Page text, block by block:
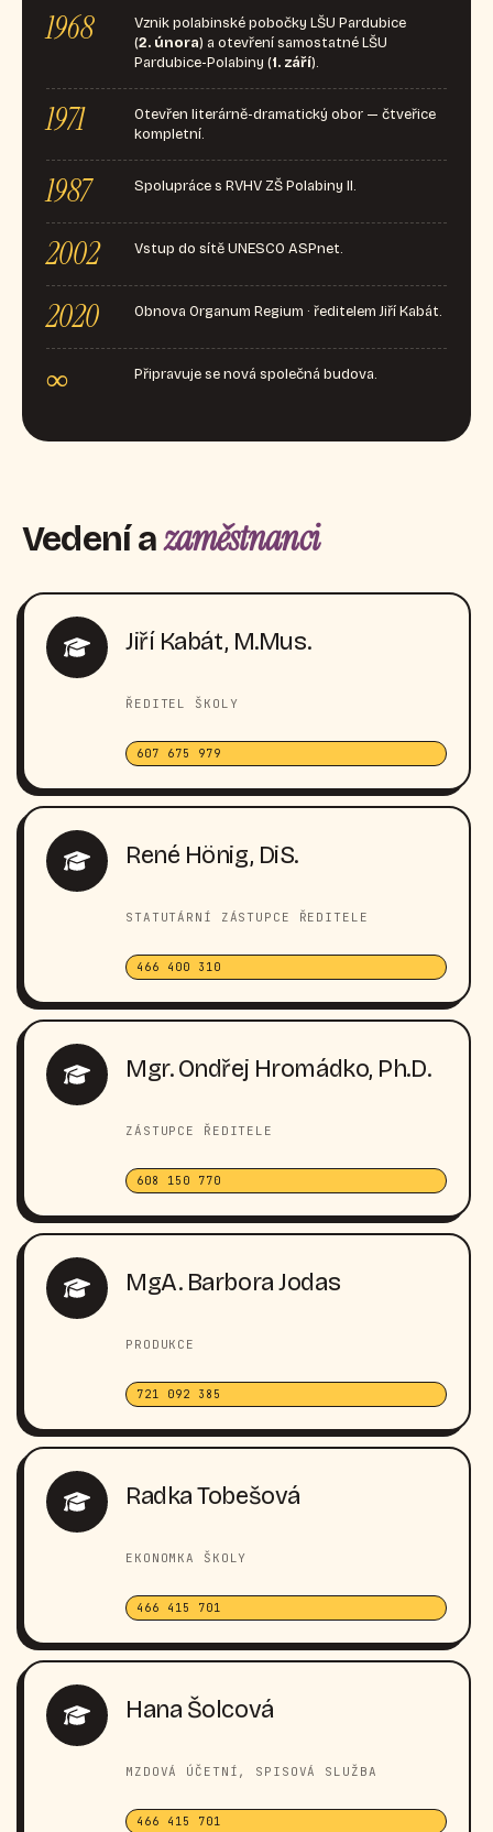
1968
Vznik polabinské pobočky LŠU Pardubice
(2. února) a otevření samostatné LŠU
Pardubice-Polabiny (1. září).
1971
Otevřen literárně-dramatický obor — čtveřice
kompletní.
1987 Spolupráce s RVHV ZŠ Polabiny II.
2002 Vstup do sítě UNESCO ASPnet.
2020 Obnova Organum Regium · ředitelem Jiří Kabát.
∞ Připravuje se nová společná budova.
Vedení azaměstnanci
Jiří Kabát, M.Mus.
ŘEDITEL ŠKOLY
607 675 979
René Hönig, DiS.
STATUTÁRNÍ ZÁSTUPCE ŘEDITELE
466 400 310
Mgr. Ondřej Hromádko, Ph.D.
ZÁSTUPCE ŘEDITELE
608 150 770
MgA. Barbora Jodas
PRODUKCE
721 092 385
Radka Tobešová
EKONOMKA ŠKOLY
466 415 701
Hana Šolcová
MZDOVÁ ÚČETNÍ, SPISOVÁ SLUŽBA
466 415 701